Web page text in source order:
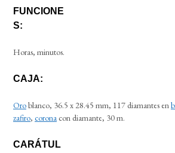
FUNCIONE
S:
Horas, minutos.
CAJA:
Oroblanco, 36.5 x 28.45 mm, 117 diamantes en
zafiro, corona con diamante, 30 m.
CARÁTUL